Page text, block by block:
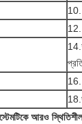
10.
12.
16.
আরও